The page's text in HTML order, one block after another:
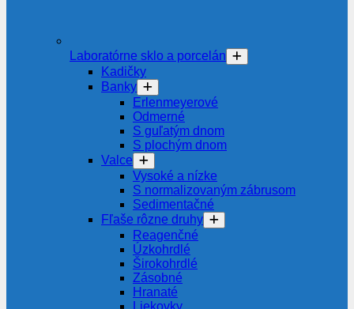
Laboratórne sklo a porcelán
Kadičky
Banky
Erlenmeyerové
Odmerné
S guľatým dnom
S plochým dnom
Valce
Vysoké a nízke
S normalizovaným zábrusom
Sedimentačné
Fľaše rôzne druhy
Reagenčné
Úzkohrdlé
Širokohrdlé
Zásobné
Hranaté
Liekovky